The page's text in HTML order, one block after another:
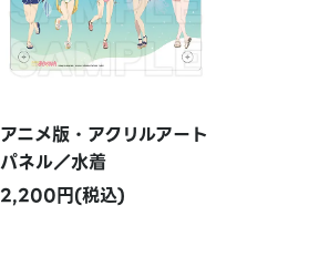
アニメ版・アクリルアート
パネル／水着
2,200円(税込)